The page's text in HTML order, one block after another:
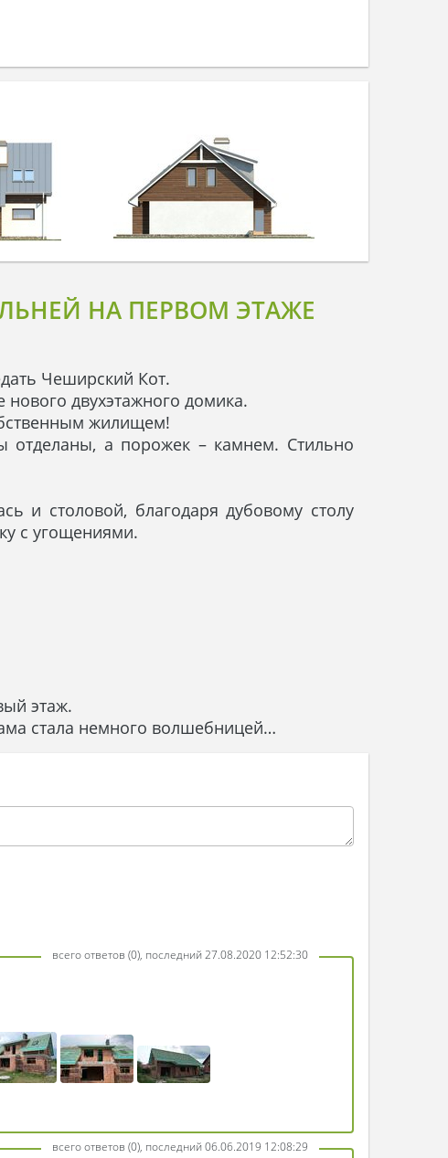
НА ПЕРВОМ ЭТАЖЕ
Чеширский Кот.
двухэтажного домика.
жилищем!
отделаны, а порожек – камнем. Стильно
и столовой, благодаря дубовому столу
с угощениями.
этаж.
стала немного волшебницей…
всего ответов (0), последний 27.08.2020 12:52:30
всего ответов (0), последний 06.06.2019 12:08:29